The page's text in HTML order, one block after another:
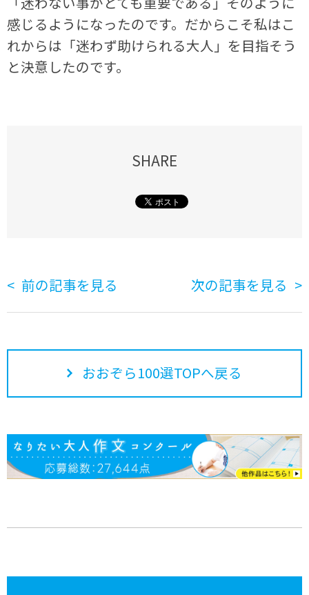
感じるようになったのです。だからこそ私はこ
れからは「迷わず助けられる大人」を目指そう
と決意したのです。
SHARE
前の記事を見る 次の記事を見る
おおぞら100選TOPへ戻る